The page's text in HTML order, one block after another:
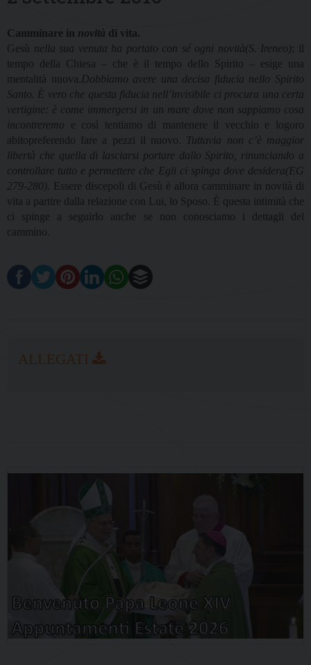
Camminare in novità di vita.
Gesù nella sua venuta ha portato con sé ogni novità(S. Ireneo); il
tempo della Chiesa – che è il tempo dello Spirito – esige una
mentalità nuova. Dobbiamo avere una decisa fiducia nello Spirito
Santo. È vero che questa fiducia nell’invisibile ci procura una certa
vertigine: è come immergersi in un mare dove non sappiamo cosa
incontreremo e così tentiamo di mantenere il vecchio e logoro
abitopreferendo fare a pezzi il nuovo.
Tuttavia non c’è maggior
libertà che quella di lasciarsi portare dallo Spirito, rinunciando a
controllare tutto e permettere che Egli ci spinga dove desidera(EG
279-280) . Essere discepoli di Gesù è allora camminare in novità di
vita a partire dalla relazione con Lui, lo Sposo. È questa intimità che
ci spinge a seguirlo anche se non conosciamo i dettagli del
cammino.